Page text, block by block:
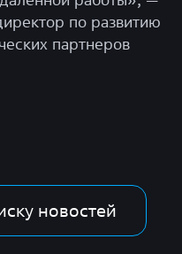
по развитию
партнеров
новостей